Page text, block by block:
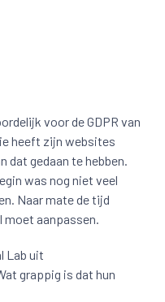
voor de GDPR van
heeft zijn websites
dat gedaan te hebben.
was nog niet veel
Naar mate de tijd
moet aanpassen.
Lab uit
grappig is dat hun